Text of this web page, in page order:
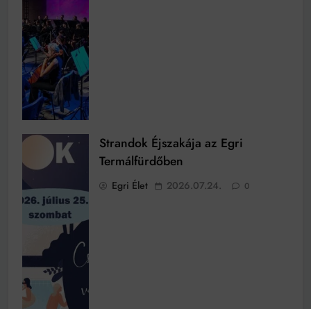
Strandok Éjszakája az Egri
Termálfürdőben
Egri Élet 2026.07.24. 0